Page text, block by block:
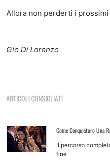
Allora non perderti i prossimi
Gio Di Lorenzo
ARTICOLI CONSIGLIATI
Come Conquistare Una
Il percorso
fine